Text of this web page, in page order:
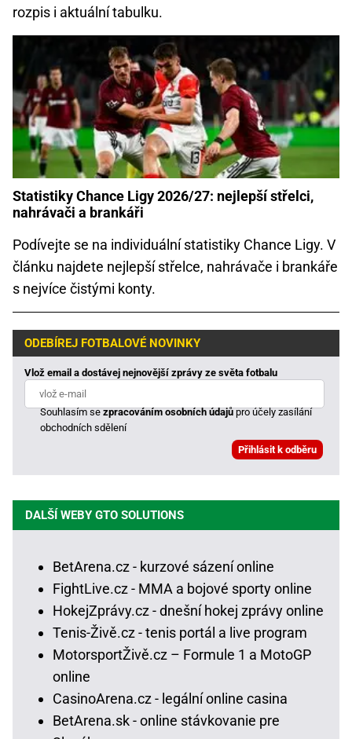
rozpis i aktuální tabulku.
Statistiky Chance Ligy 2026/27: nejlepší střelci,
nahrávači a brankáři
Podívejte se na individuální statistiky Chance Ligy. V
článku najdete nejlepší střelce, nahrávače i brankáře
s nejvíce čistými konty.
ODEBÍREJ FOTBALOVÉ NOVINKY
Vlož email a dostávej nejnovější zprávy ze světa fotbalu
Souhlasím sezpracováním osobních údajůpro účely zasílání
obchodních sdělení
DALŠÍ WEBY GTO SOLUTIONS
BetArena.cz - kurzové sázení online
FightLive.cz - MMA a bojové sporty online
HokejZprávy.cz - dnešní hokej zprávy online
Tenis-Živě.cz - tenis portál a live program
MotorsportŽivě.cz – Formule 1 a MotoGP
online
CasinoArena.cz - legální online casina
BetArena.sk - online stávkovanie pre